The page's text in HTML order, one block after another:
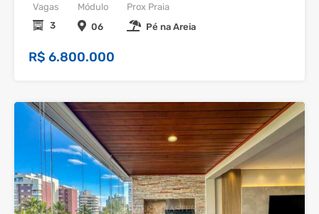
Vagas
3
Módulo
06
Prox Praia
Pé na Areia
R$ 6.800.000
24